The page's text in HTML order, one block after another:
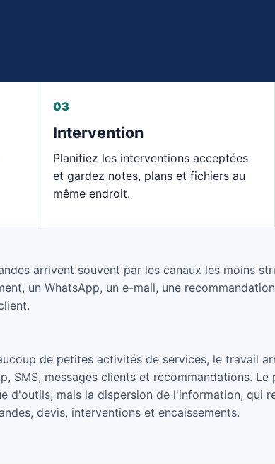
03
Intervention
Planifiez les interventions acceptées
et gardez notes, plans et fichiers au
même endroit.
arrivent souvent par les canaux les moins
un WhatsApp, un e-mail, une
de petites activités de services, le travail
SMS, messages clients et recommandations.
d'outils, mais la dispersion de l'information, qui
devis, interventions et encaissements.